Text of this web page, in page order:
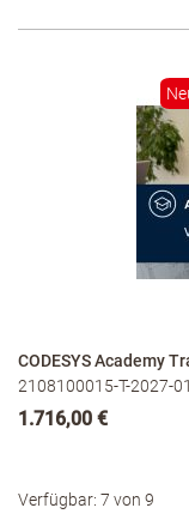
CODESYS Academy
2108100015-T-2027-
1.716,00 €
Verfügbar: 7 von 9